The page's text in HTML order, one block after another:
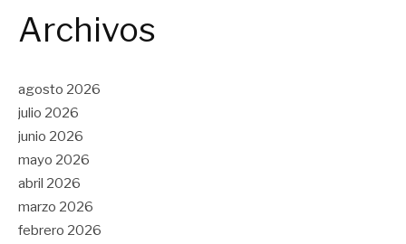
Archivos
agosto 2026
julio 2026
junio 2026
mayo 2026
abril 2026
marzo 2026
febrero 2026